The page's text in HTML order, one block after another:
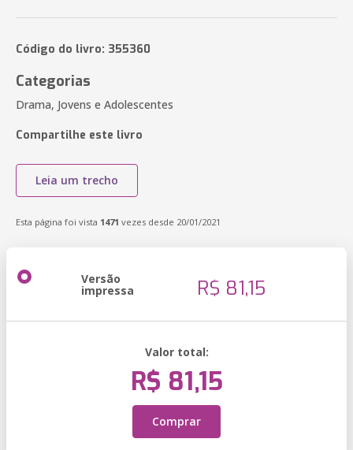
Código do livro: 355360
Categorias
Drama, Jovens e Adolescentes
Compartilhe este livro
Leia um trecho
Esta página foi vista 1471 vezes desde 20/01/2021
Versão
impressa R$ 81,15
Valor total:
R$ 81,15
Comprar